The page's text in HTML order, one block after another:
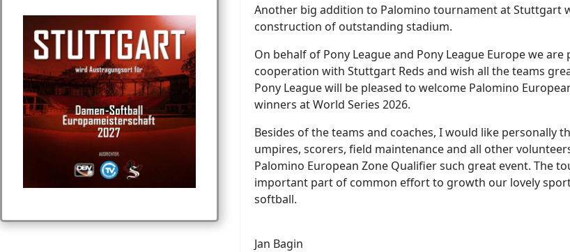
Another big addition to Palomino tournament at Stuttgart
construction of outstanding stadium.
On behalf of Pony League and Pony League Europe we
cooperation with Stuttgart Reds and wish all the teams
Pony League will be pleased to welcome Palomino
winners at World Series 2026.
Besides of the teams and coaches, I would like personally
umpires, scorers, field maintenance and all other
Palomino European Zone Qualifier such great event. The
important part of common effort to growth our lovely
softball.
Jan Bagin